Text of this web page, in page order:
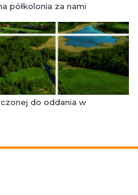
półkolonia za nami
do oddania w